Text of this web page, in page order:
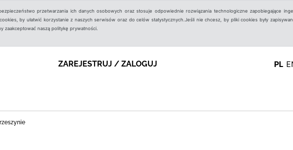
przetwarzania ich danych osobowych oraz stosuje odpowiednie rozwiązania technologiczne zapobiegające
by ułatwić korzystanie z naszych serwisów oraz do celów statystycznych.Jeśli nie chcesz, by pliki cookies były
zaakceptować naszą politykę prywatności.
ZAREJESTRUJ / ZALOGUJ PL